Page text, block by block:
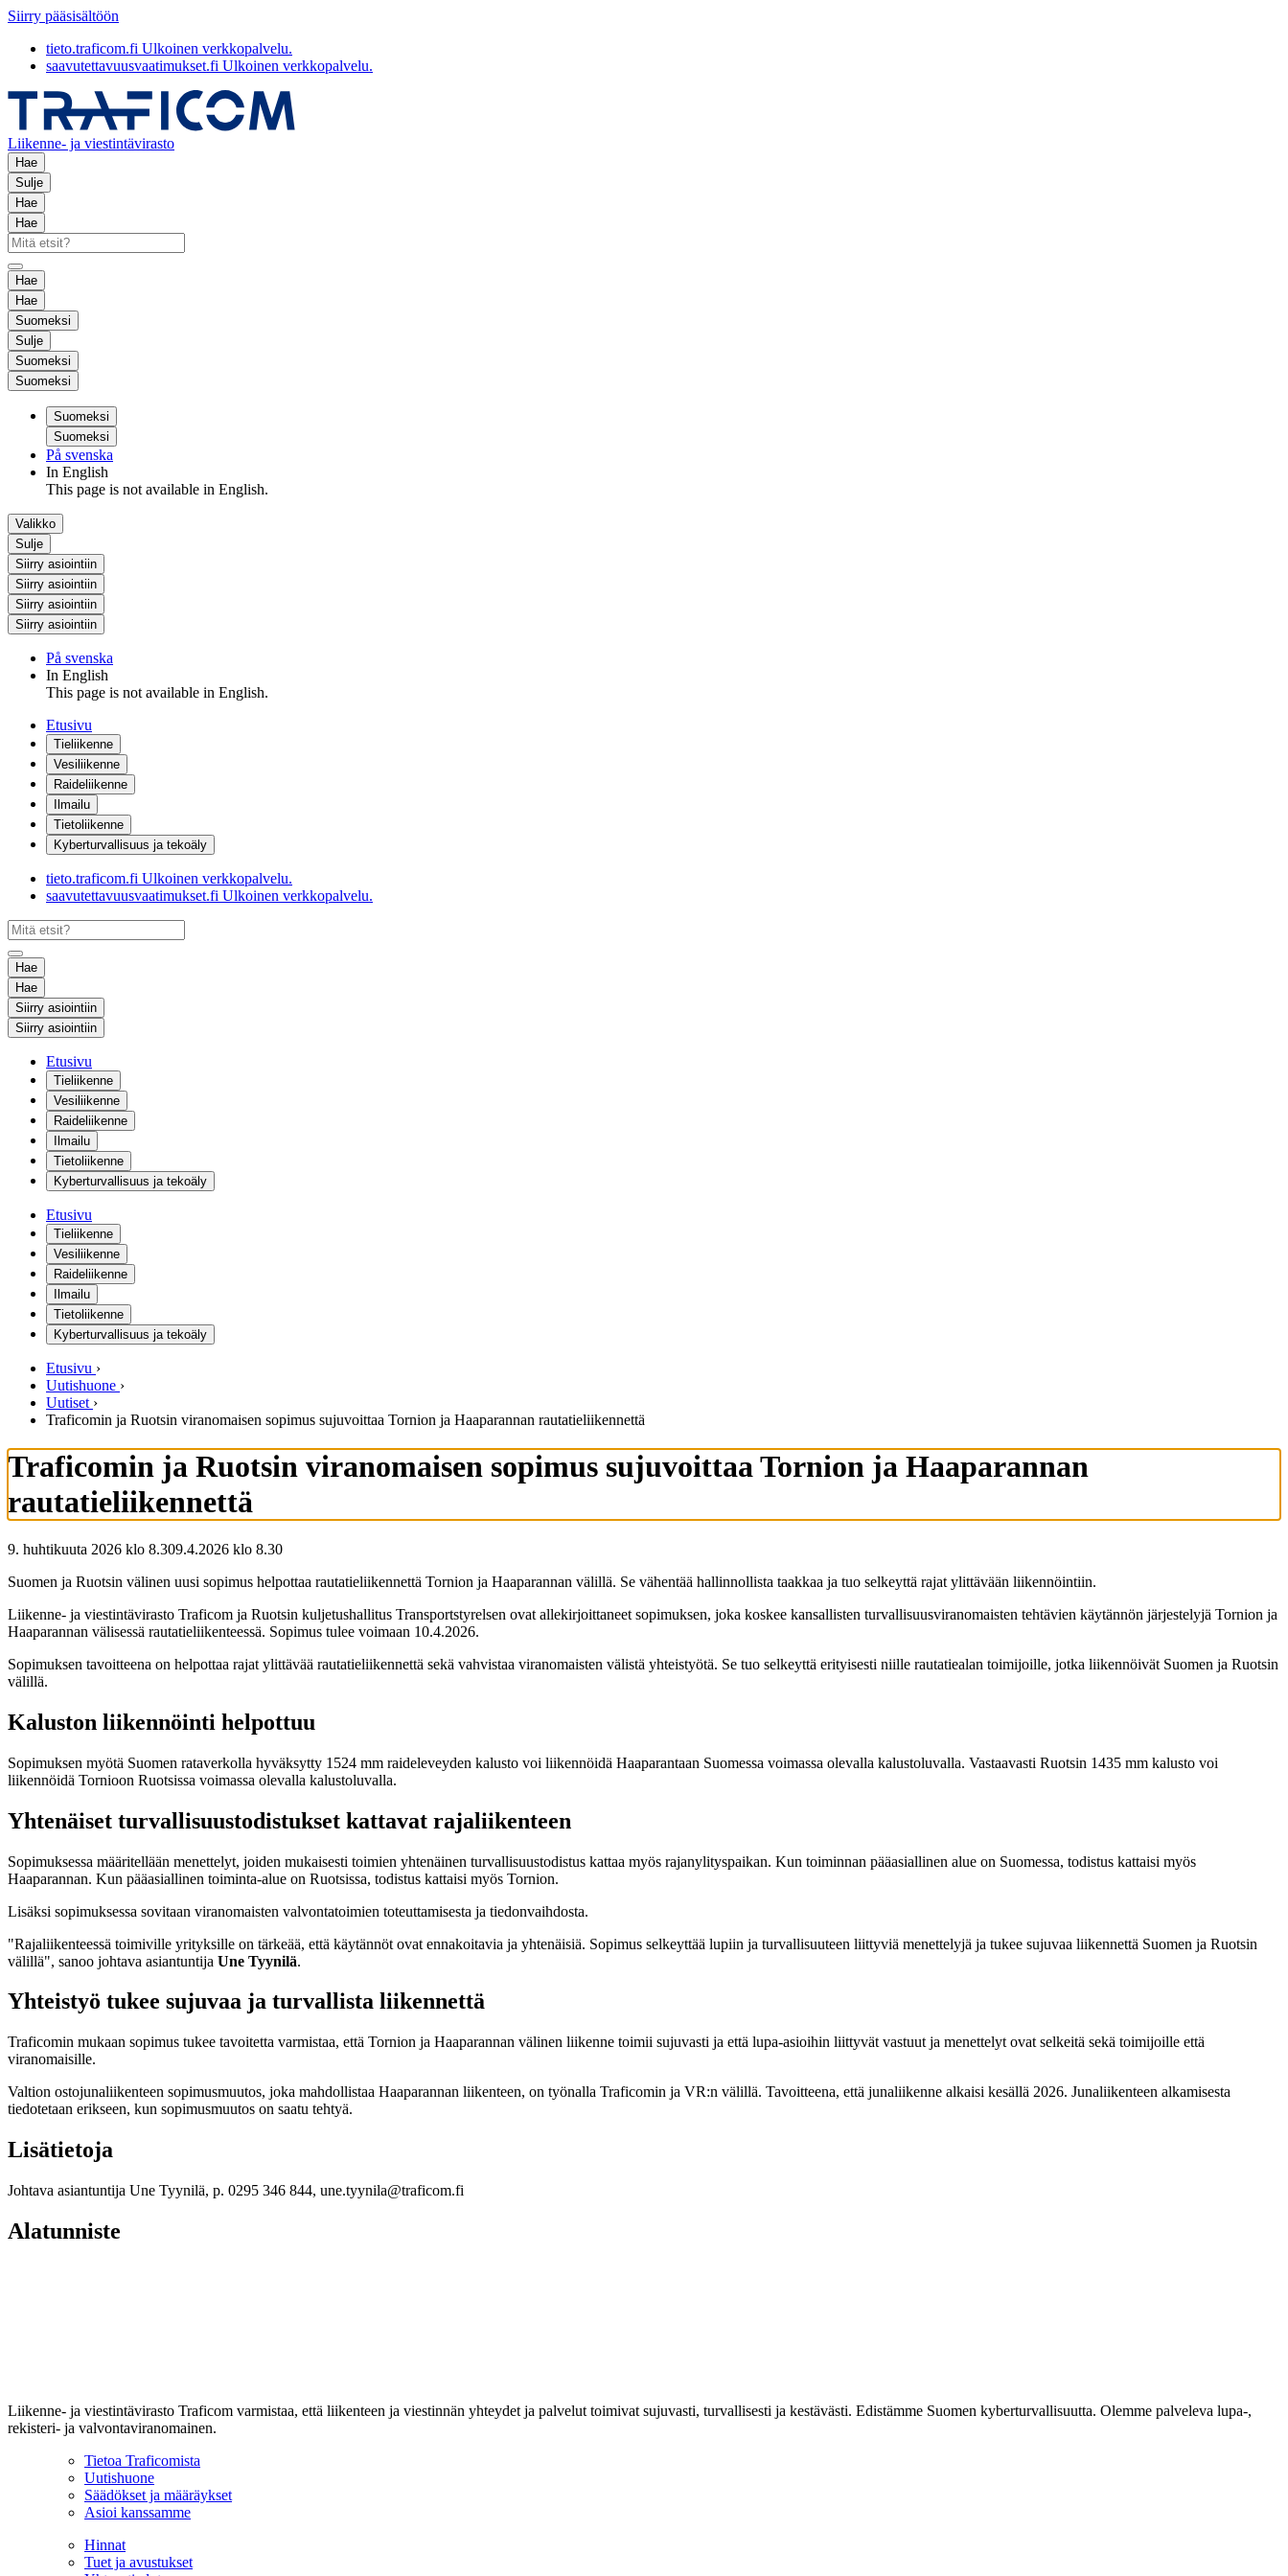
Siirry pääsisältöön
tieto.traficom.fi Ulkoinen verkkopalvelu.
saavutettavuusvaatimukset.fi Ulkoinen verkkopalvelu.
Liikenne- ja viestintävirasto
Hae
Sulje
Hae
Hae
Hae
Hae
Suomeksi
Sulje
Suomeksi
Suomeksi
Suomeksi
Suomeksi
På svenska
In English
This page is not available in English.
Valikko
Sulje
Siirry asiointiin
Siirry asiointiin
Siirry asiointiin
Siirry asiointiin
På svenska
In English
This page is not available in English.
Etusivu
Tieliikenne
Vesiliikenne
Raideliikenne
Ilmailu
Tietoliikenne
Kyberturvallisuus ja tekoäly
tieto.traficom.fi Ulkoinen verkkopalvelu.
saavutettavuusvaatimukset.fi Ulkoinen verkkopalvelu.
Hae
Hae
Siirry asiointiin
Siirry asiointiin
Etusivu
Tieliikenne
Vesiliikenne
Raideliikenne
Ilmailu
Tietoliikenne
Kyberturvallisuus ja tekoäly
Etusivu
Tieliikenne
Vesiliikenne
Raideliikenne
Ilmailu
Tietoliikenne
Kyberturvallisuus ja tekoäly
Etusivu ›
Uutishuone ›
Uutiset ›
Traficomin ja Ruotsin viranomaisen sopimus sujuvoittaa Tornion ja Haaparannan rautatieliikennettä
Traficomin ja Ruotsin viranomaisen sopimus sujuvoittaa Tornion ja Haaparannan
rautatieliikennettä
9. huhtikuuta 2026 klo 8.309.4.2026 klo 8.30
Suomen ja Ruotsin välinen uusi sopimus helpottaa rautatieliikennettä Tornion ja Haaparannan välillä. Se vähentää hallinnollista taakkaa ja tuo selkeyttä rajat ylittävään liikennöintiin.
Liikenne- ja viestintävirasto Traficom ja Ruotsin kuljetushallitus Transportstyrelsen ovat allekirjoittaneet sopimuksen, joka koskee kansallisten turvallisuusviranomaisten tehtävien käytännön järjestelyjä Tornion ja
Haaparannan välisessä rautatieliikenteessä. Sopimus tulee voimaan 10.4.2026.
Sopimuksen tavoitteena on helpottaa rajat ylittävää rautatieliikennettä sekä vahvistaa viranomaisten välistä yhteistyötä. Se tuo selkeyttä erityisesti niille rautatiealan toimijoille, jotka liikennöivät Suomen ja Ruotsin
välillä.
Kaluston liikennöinti helpottuu
Sopimuksen myötä Suomen rataverkolla hyväksytty 1524 mm raideleveyden kalusto voi liikennöidä Haaparantaan Suomessa voimassa olevalla kalustoluvalla. Vastaavasti Ruotsin 1435 mm kalusto voi
liikennöidä Tornioon Ruotsissa voimassa olevalla kalustoluvalla.
Yhtenäiset turvallisuustodistukset kattavat rajaliikenteen
Sopimuksessa määritellään menettelyt, joiden mukaisesti toimien yhtenäinen turvallisuustodistus kattaa myös rajanylityspaikan. Kun toiminnan pääasiallinen alue on Suomessa, todistus kattaisi myös
Haaparannan. Kun pääasiallinen toiminta-alue on Ruotsissa, todistus kattaisi myös Tornion.
Lisäksi sopimuksessa sovitaan viranomaisten valvontatoimien toteuttamisesta ja tiedonvaihdosta.
"Rajaliikenteessä toimiville yrityksille on tärkeää, että käytännöt ovat ennakoitavia ja yhtenäisiä. Sopimus selkeyttää lupiin ja turvallisuuteen liittyviä menettelyjä ja tukee sujuvaa liikennettä Suomen ja Ruotsin
välillä", sanoo johtava asiantuntija Une Tyynilä.
Yhteistyö tukee sujuvaa ja turvallista liikennettä
Traficomin mukaan sopimus tukee tavoitetta varmistaa, että Tornion ja Haaparannan välinen liikenne toimii sujuvasti ja että lupa-asioihin liittyvät vastuut ja menettelyt ovat selkeitä sekä toimijoille että
viranomaisille.
Valtion ostojunaliikenteen sopimusmuutos, joka mahdollistaa Haaparannan liikenteen, on työnalla Traficomin ja VR:n välillä. Tavoitteena, että junaliikenne alkaisi kesällä 2026. Junaliikenteen alkamisesta
tiedotetaan erikseen, kun sopimusmuutos on saatu tehtyä.
Lisätietoja
Johtava asiantuntija Une Tyynilä, p. 0295 346 844, une.tyynila@traficom.fi
Alatunniste
Liikenne- ja viestintävirasto Traficom varmistaa, että liikenteen ja viestinnän yhteydet ja palvelut toimivat sujuvasti, turvallisesti ja kestävästi. Edistämme Suomen kyberturvallisuutta. Olemme palveleva lupa-,
rekisteri- ja valvontaviranomainen.
Tietoa Traficomista
Uutishuone
Säädökset ja määräykset
Asioi kanssamme
Hinnat
Tuet ja avustukset